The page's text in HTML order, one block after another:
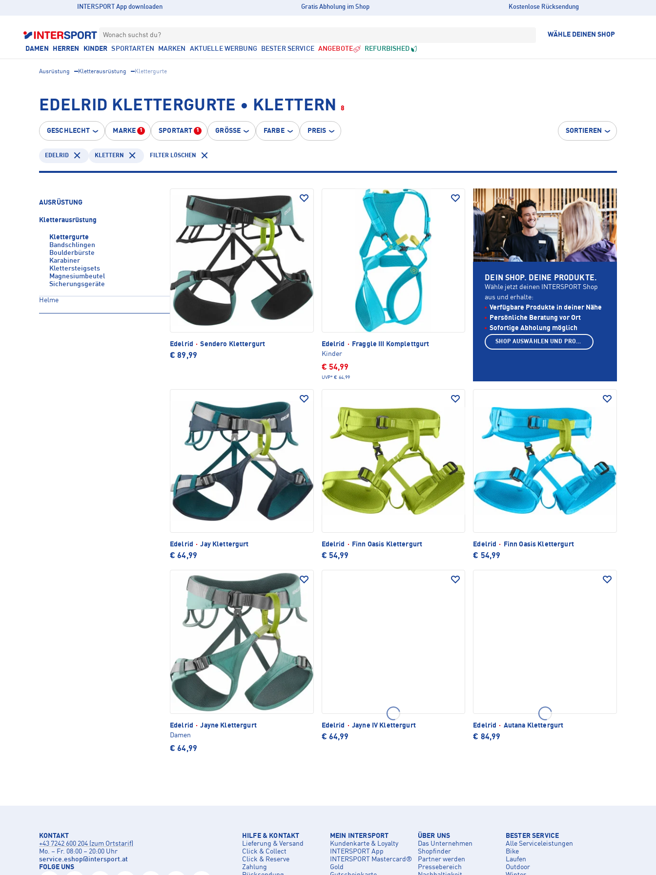
INTERSPORT App downloaden Gratis Abholung im Shop Kostenlose Rücksendung
Wonach suchst du? WÄHLE DEINEN SHOP
DAMEN HERREN KINDER SPORTARTEN MARKEN AKTUELLE WERBUNG BESTER SERVICE ANGEBOTE REFURBISHED
Ausrüstung Kletterausrüstung Klettergurte
EDELRID KLETTERGURTE • KLETTERN 8
GESCHLECHT MARKE 1 SPORTART 1 GRÖSSE FARBE PREIS SORTIEREN
EDELRID KLETTERN FILTER LÖSCHEN
AUSRÜSTUNG
Kletterausrüstung
Klettergurte
Bandschlingen
Boulderbürste
Karabiner
Klettersteigsets
Magnesiumbeutel
Sicherungsgeräte
Helme
Edelrid · Sendero Klettergurt
€ 89,99
Edelrid ·
Fraggle III Komplettgurt
Kinder
€ 54,99
UVP* € 64,99
Edelrid · Jay Klettergurt
€ 64,99
Edelrid · Finn Oasis Klettergurt
€ 54,99
Edelrid · Finn Oasis Klettergurt
€ 54,99
Edelrid · Jayne Klettergurt
Damen
€ 64,99
Edelrid · Jayne IV Klettergurt
€ 64,99
Edelrid · Autana Klettergurt
€ 84,99
DEIN SHOP. DEINE PRODUKTE.
Wähle jetzt deinen INTERSPORT Shop
aus und erhalte:
Verfügbare Produkte in deiner Nähe
Persönliche Beratung vor Ort
Sofortige Abholung möglich
SHOP AUSWÄHLEN UND PRODUKTE ANZEIGEN
KONTAKT
+43 7242 600 204 (zum Ortstarif)
Mo. – Fr. 08:00 – 20:00 Uhr
service.eshop@intersport.at
FOLGE UNS
HILFE & KONTAKT
Lieferung & Versand
Click & Collect
Click & Reserve
Zahlung
MEIN INTERSPORT
Kundenkarte & Loyalty
INTERSPORT App
INTERSPORT Mastercard®
Gold
ÜBER UNS
Das Unternehmen
Shopfinder
Partner werden
Pressebereich
BESTER SERVICE
Alle Serviceleistungen
Bike
Laufen
Outdoor